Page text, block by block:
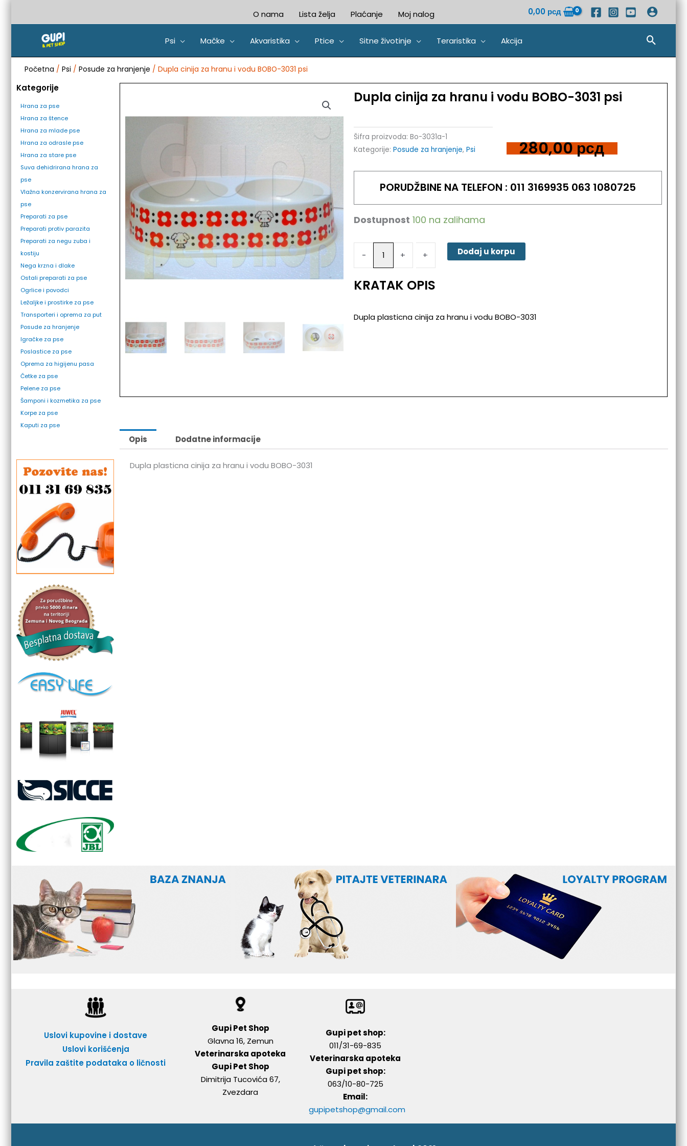
O nama Lista želja Plaćanje Moj nalog 0,00 рсд
Psi Mačke Akvaristika Ptice Sitne životinje Teraristika Akcija
Početna / Psi / Posude za hranjenje / Dupla cinija za hranu i vodu BOBO-3031 psi
Kategorije
Hrana za pse
Hrana za štence
Hrana za mlade pse
Hrana za odrasle pse
Hrana za stare pse
Suva dehidrirana hrana za
pse
Vlažna konzervirana hrana za
pse
Preparati za pse
Preparati protiv parazita
Preparati za negu zuba i
kostiju
Nega krzna i dlake
Ostali preparati za pse
Ogrlice i povodci
Ležaljke i prostirke za pse
Transporteri i oprema za put
Posude za hranjenje
Igračke za pse
Poslastice za pse
Oprema za higijenu pasa
Četke za pse
Pelene za pse
Šamponi i kozmetika za pse
Korpe za pse
Kaputi za pse
Dupla cinija za hranu i vodu BOBO-3031 psi
Šifra proizvoda: Bo-3031a-1
Kategorije: Posude za hranjenje,Psi 280,00рсд
PORUDŽBINE NA TELEFON : 011 3169935 063 1080725
Dostupnost 100 na zalihama
-
-
Dupla
za
hranu
i
vodu
BOBO-
psi
+ + Dodaj u korpu
KRATAK OPIS
Dupla plasticna cinija za hranu i vodu BOBO-3031
Opis Dodatne informacije
Dupla plasticna cinija za hranu i vodu BOBO-3031
Uslovi kupovine i dostave
Uslovi korišćenja
Pravila zaštite podataka o ličnosti
Gupi Pet Shop
Glavna 16, Zemun
Veterinarska apoteka
Gupi Pet Shop
Dimitrija Tucovića 67,
Zvezdara
Gupi pet shop:
011/31-69-835
Veterinarska apoteka
Gupi pet shop:
063/10-80-725
Email:
gupipetshop@gmail.com